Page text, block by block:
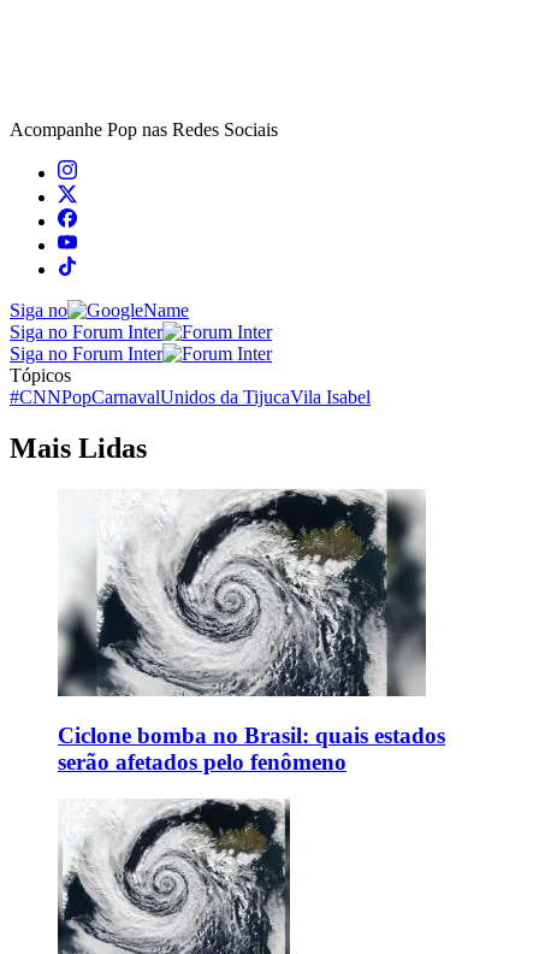
Acompanhe Pop nas Redes Sociais
Siga no
Siga no Forum Inter
Siga no Forum Inter
Tópicos
#CNNPopCarnavalUnidos da TijucaVila Isabel
Mais Lidas
Ciclone bomba no Brasil: quais estados
serão afetados pelo fenômeno